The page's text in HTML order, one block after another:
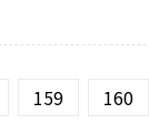
159 160